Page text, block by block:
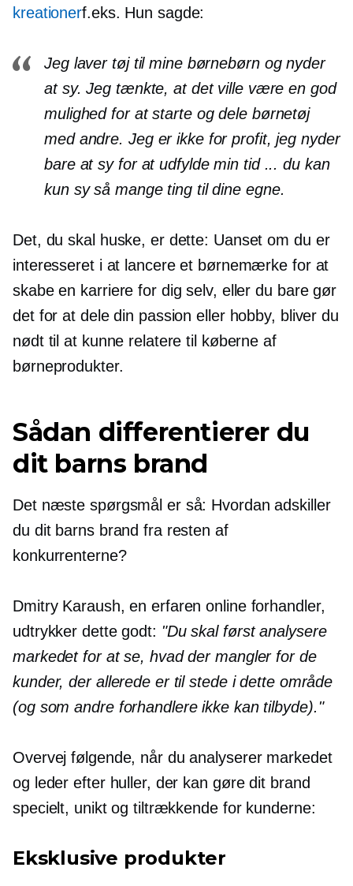
kreationerf.eks. Hun sagde:
Jeg laver tøj til mine børnebørn og nyder
at sy. Jeg tænkte, at det ville være en god
mulighed for at starte og dele børnetøj
med andre. Jeg er ikke for profit, jeg nyder
bare at sy for at udfylde min tid ... du kan
kun sy så mange ting til dine egne.
Det, du skal huske, er dette: Uanset om du er
interesseret i at lancere et børnemærke for at
skabe en karriere for dig selv, eller du bare gør
det for at dele din passion eller hobby, bliver du
nødt til at kunne relatere til køberne af
børneprodukter.
Sådan differentierer du
dit barns brand
Det næste spørgsmål er så: Hvordan adskiller
du dit barns brand fra resten af ​​
konkurrenterne?
Dmitry Karaush, en erfaren online forhandler,
udtrykker dette godt: "Du skal først analysere
markedet for at se, hvad der mangler for de
kunder, der allerede er til stede i dette område
(og som andre forhandlere ikke kan tilbyde)."
Overvej følgende, når du analyserer markedet
og leder efter huller, der kan gøre dit brand
specielt, unikt og tiltrækkende for kunderne:
Eksklusive produkter